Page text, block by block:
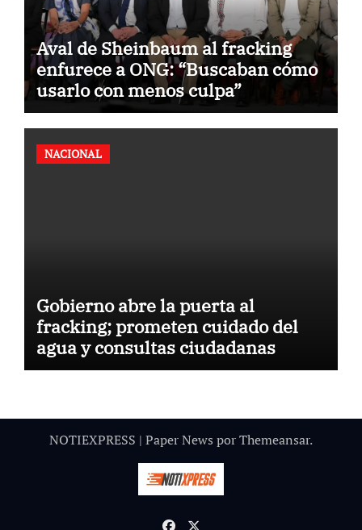
Aval de Sheinbaum al fracking
enfurece a ONG: “Buscaban cómo
usarlo con menos culpa”
NACIONAL
Gobierno abre la puerta al
fracking; prometen cuidado del
agua y consultas ciudadanas
NOTIEXPRESS | Paper News porThemeansar.